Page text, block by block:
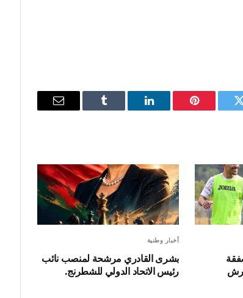
تويتر بينتيريستلينكدإن Tumblr
البريد
أخبار وطنية
بشرى القادري مرشحة لمنصب نائب
رئيس الاتحاد الدولي للشطرنج.